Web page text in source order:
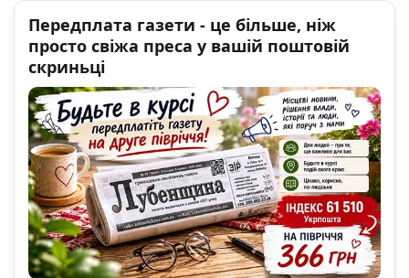
Передплата газети - це більше, ніж
просто свіжа преса у вашій поштовій
скриньці